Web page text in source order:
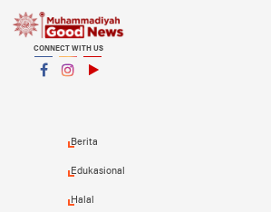
CONNECT WITH US
Berita
Edukasional
Halal